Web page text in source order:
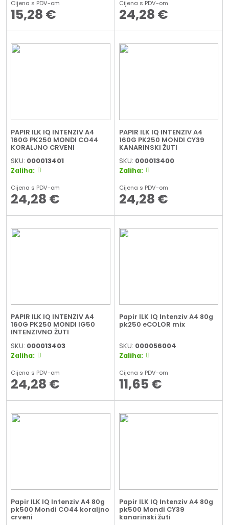
Cijena s PDV-om
15,28 €
Cijena s PDV-om
24,28 €
PAPIR ILK IQ INTENZIV A4
160G PK250 MONDI CO44
KORALJNO CRVENI
SKU: 000013401
Zaliha:
Cijena s PDV-om
24,28 €
PAPIR ILK IQ INTENZIV A4
160G PK250 MONDI CY39
KANARINSKI ŽUTI
SKU: 000013400
Zaliha:
Cijena s PDV-om
24,28 €
PAPIR ILK IQ INTENZIV A4
160G PK250 MONDI IG50
INTENZIVNO ŽUTI
SKU: 000013403
Zaliha:
Cijena s PDV-om
24,28 €
Papir ILK IQ Intenziv A4 80g
pk250 eCOLOR mix
SKU: 000056004
Zaliha:
Cijena s PDV-om
11,65 €
Papir ILK IQ Intenziv A4 80g
pk500 Mondi CO44 koraljno
crveni
Papir ILK IQ Intenziv A4 80g
pk500 Mondi CY39
kanarinski žuti